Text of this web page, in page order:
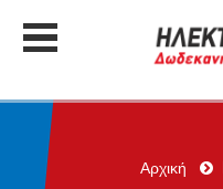
Αρχική